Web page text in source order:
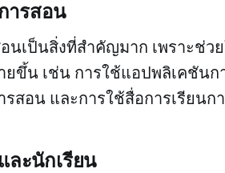
ารสอน
นเป็นสิ่งที่สำคัญมาก เพราะช่ว
ขึ้น เช่น การใช้แอปพลิเคชันก
สอน และการใช้สื่อการเรียน
ะนักเรียน